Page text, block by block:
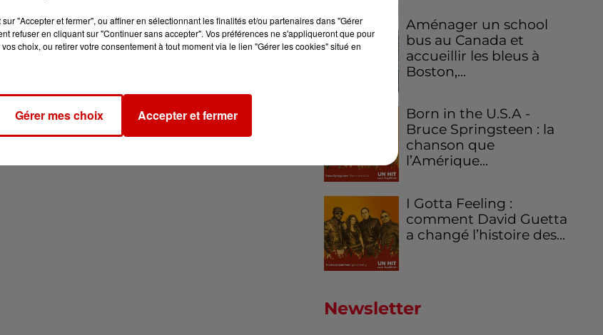
Aménager un school
bus au Canada et
accueillir les bleus à
Boston,...
Born in the U.S.A -
Bruce Springsteen : la
chanson que
l’Amérique...
I Gotta Feeling :
comment David Guetta
a changé l’histoire des...
Newsletter
"Accepter et fermer", ou affiner en sélectionnant les finalités et/ou partenaires dans "Gérer
refuser en cliquant sur "Continuer sans accepter". Vos préférences ne s'appliqueront que pour
choix, ou retirer votre consentement à tout moment via le lien "Gérer les cookies" situé en
Gérer mes choix Accepter et fermer